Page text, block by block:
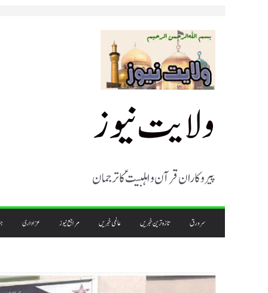
ولایت نیوز
پیروکاران قرآن و اہلبیت ؑ کا ترجمان
سرورق تازہ ترین خبریں عالمی خبریں مراجع نیوز عزاداری